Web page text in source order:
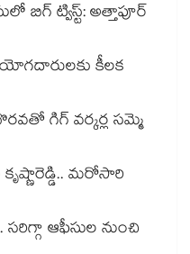
బిగ్ ట్విస్ట్: అత్తాపూర్
కీలక
గిగ్ వర్కర్ల సమ్మె
మరోసారి
ఆఫీసుల నుంచి